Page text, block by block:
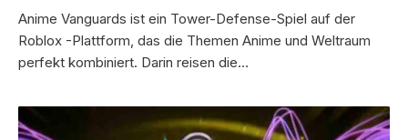
Anime Vanguards ist ein Tower-Defense-Spiel auf der
Roblox -Plattform, das die Themen Anime und Weltraum
perfekt kombiniert. Darin reisen die…